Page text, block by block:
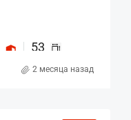
53
2 месяца назад